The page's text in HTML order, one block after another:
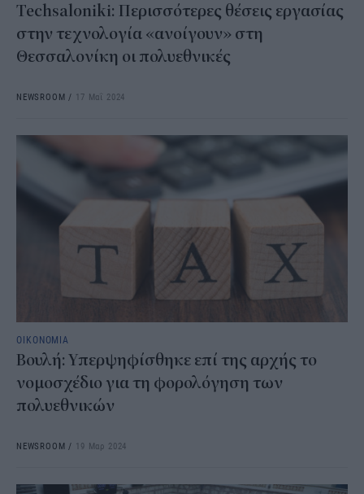
Techsaloniki: Περισσότερες θέσεις εργασίας
στην τεχνολογία «ανοίγουν» στη
Θεσσαλονίκη οι πολυεθνικές
NEWSROOM / 17 Μαΐ 2024
ΟΙΚΟΝΟΜΙΑ
Βουλή: Υπερψηφίσθηκε επί της αρχής το
νομοσχέδιο για τη φορολόγηση των
πολυεθνικών
NEWSROOM / 19 Μαρ 2024